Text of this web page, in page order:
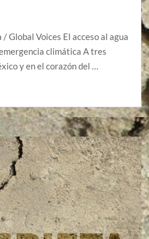
Voices El acceso al agua
climática A tres
y en el corazón del …